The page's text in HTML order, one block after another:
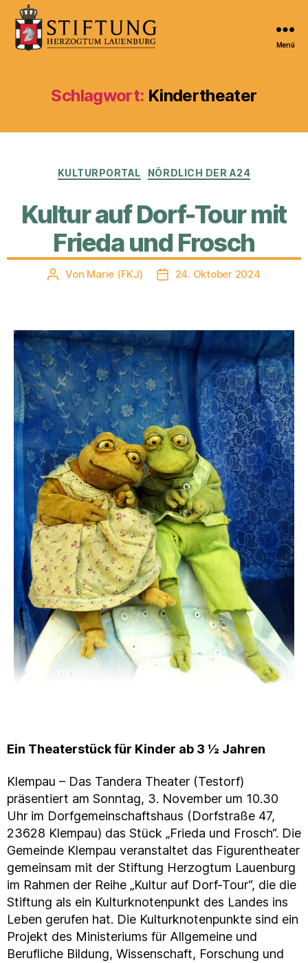
Stiftung
Herzogtum
Menü
Schlagwort: Kindertheater
Kategorien
KULTURPORTAL NÖRDLICH DER A24
Kultur auf Dorf-Tour mit
Frieda und Frosch
Beitragsautor
Von Marie (FKJ) Veröffentlichungsdatum
24. Oktober 2024
Ein Thea­ter­stück für Kinder ab 3 ½ Jahren
Klempau – Das Tandera Theater (Testorf)
präsentiert am Sonntag, 3. November um 10.30
Uhr im Dorfgemeinschaftshaus (Dorfstraße 47,
23628 Klempau) das Stück „Frieda und Frosch“. Die
Gemeinde Klempau veranstaltet das Figurentheater
gemeinsam mit der Stiftung Herzogtum Lauenburg
im Rahmen der Reihe „Kultur auf Dorf-Tour“, die die
Stiftung als ein Kulturknotenpunkt des Landes ins
Leben gerufen hat. Die Kulturknotenpunkte sind ein
Projekt des Ministeriums für Allgemeine und
Berufliche Bildung, Wissenschaft, Forschung und